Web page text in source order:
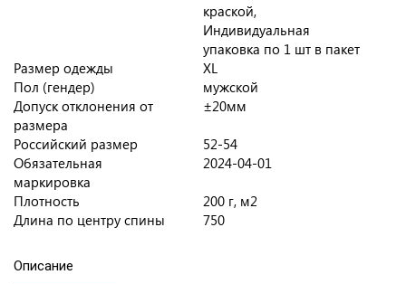
краской,
Индивидуальная
упаковка по 1 шт в пакет
Размер одежды
XL
Пол (гендер)
мужской
Допуск отклонения от
размера
±20мм
Российский размер
52-54
Обязательная
маркировка
2024-04-01
Плотность
200 г, м2
Длина по центру спины
750
Описание